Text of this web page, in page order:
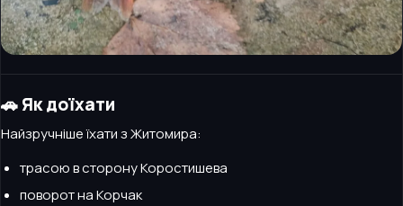
🚗 Як доїхати
Найзручніше їхати з Житомира:
трасою в сторону Коростишева
поворот на Корчак